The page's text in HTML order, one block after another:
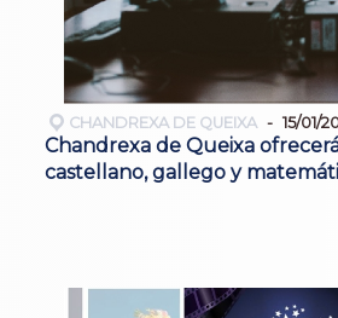
CHANDREXA DE QUEIXA 15/01/
Chandrexa de Queixa
castellano, gallego y